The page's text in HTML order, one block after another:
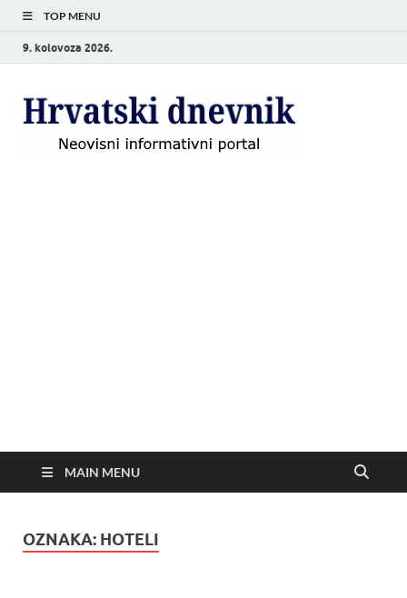
TOP MENU
9. kolovoza 2026.
MAIN MENU
OZNAKA: HOTELI